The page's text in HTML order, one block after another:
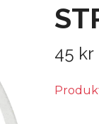
45 kr